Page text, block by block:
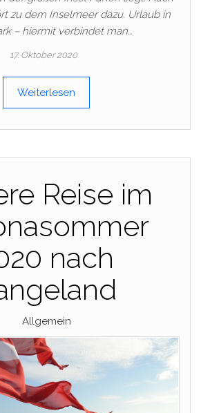
zu dem Inselmeer dazu. Urlaub in
– hiermit verbindet man…
17. Oktober 2020
Weiterlesen
Reise im
nach
Allgemein